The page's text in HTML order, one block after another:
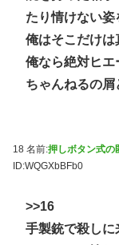
たり情けない
俺はそこだけは
俺なら絶対ヒ
ちゃんねるの
18 名前:押しボタン式の
ID:WQGXbBFb0
>>16
手製銃で殺しに